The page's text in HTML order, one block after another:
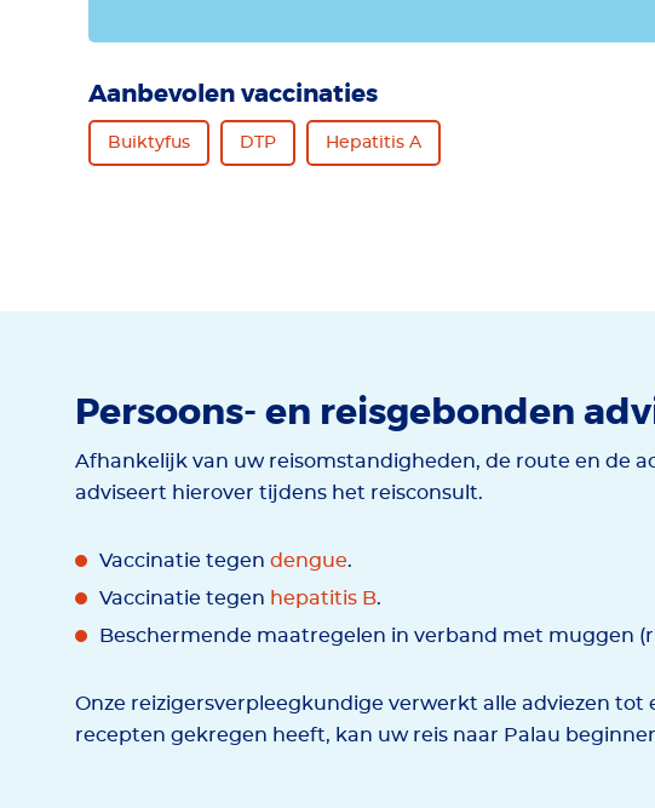
Aanbevolen vaccinaties
Buiktyfus DTP Hepatitis A
Persoons- en reisgebonden
Afhankelijk van uw reisomstandigheden, de route en de
adviseert hierover tijdens het reisconsult.
Vaccinatie tegen dengue.
Vaccinatie tegen hepatitis B.
Beschermende maatregelen in verband met muggen
Onze reizigersverpleegkundige verwerkt alle adviezen
recepten gekregen heeft, kan uw reis naar Palau